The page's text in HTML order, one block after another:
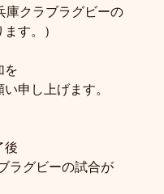
庫クラブラグビーの
す。）
を
申し上げます。
後
ラグビーの試合が